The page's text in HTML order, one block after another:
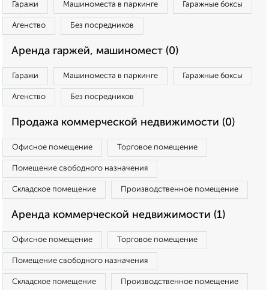
Гаражи Машиноместа в паркинге Гаражные боксы
Агенство Без посредников
Аренда гаржей, машиномест (0)
Гаражи Машиноместа в паркинге Гаражные боксы
Агенство Без посредников
Продажа коммерческой недвижимости (0)
Офисное помещение Торговое помещение
Помещение свободного назначения
Складское помещение Производственное помещение
Аренда коммерческой недвижимости (1)
Офисное помещение Торговое помещение
Помещение свободного назначения
Складское помещение Производственное помещение